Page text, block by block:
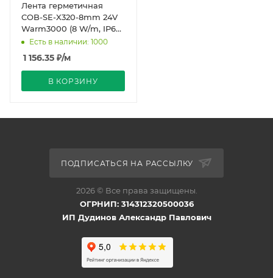
Лента герметичная
COB-SE-X320-8mm 24V
Warm3000 (8 W/m, IP65,
5m) (Arlight, -)
Есть в наличии: 1000
1 156.35 ₽/м
В КОРЗИНУ
ПОДПИСАТЬСЯ НА РАССЫЛКУ
2026 © Все права защищены.
ОГРНИП: 314312320500036
ИП Дудинов Александр Павлович